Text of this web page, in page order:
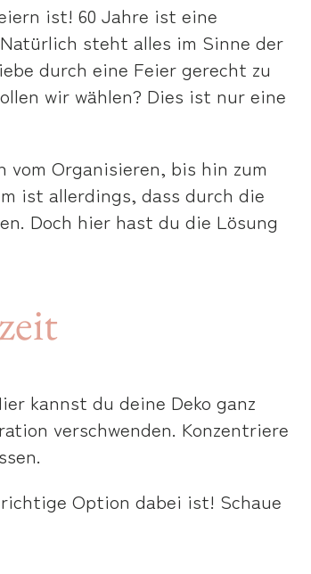
ist! 60 Jahre ist eine
steht alles im Sinne der
durch eine Feier gerecht zu
wir wählen? Dies ist nur eine
Organisieren, bis hin zum
ist allerdings, dass durch die
Doch hier hast du die Lösung
kannst du deine Deko ganz
verschwenden. Konzentriere
Option dabei ist! Schaue